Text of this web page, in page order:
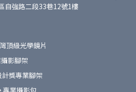
自強路二段33巷12號1樓
頂級光學鏡片
影腳架
計獎專業腳架
業攝影包